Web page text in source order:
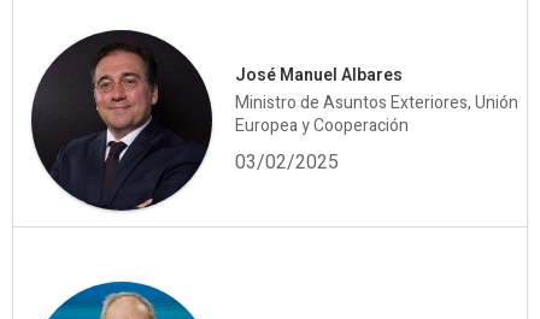
José Manuel Albares
Ministro de Asuntos Exteriores, Unión
Europea y Cooperación
03/02/2025